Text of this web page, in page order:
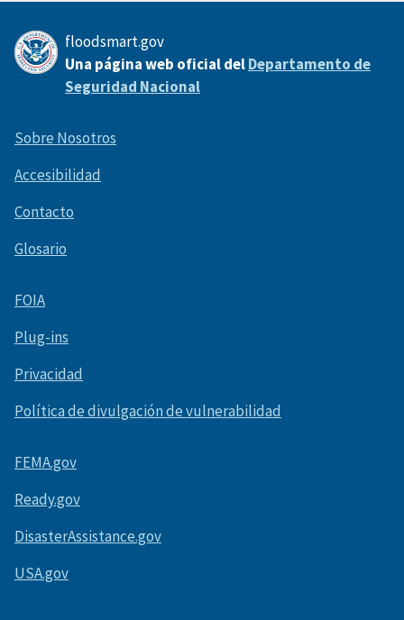
floodsmart.gov
Una página web oficial delDepartamento de
Seguridad Nacional
Sobre Nosotros
Accesibilidad
Contacto
Glosario
FOIA
Plug-ins
Privacidad
Política de divulgación de vulnerabilidad
FEMA.gov
Ready.gov
DisasterAssistance.gov
USA.gov